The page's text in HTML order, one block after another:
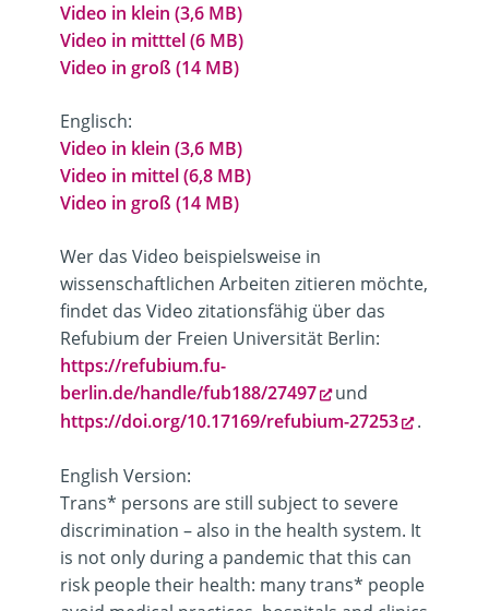
Video in klein (3,6 MB)
Video in mitttel (6 MB)
Video in groß (14 MB)
Englisch:
Video in klein (3,6 MB)
Video in mittel (6,8 MB)
Video in groß (14 MB)
Wer das Video beispielsweise in
wissenschaftlichen Arbeiten zitieren möchte,
findet das Video zitationsfähig über das
Refubium der Freien Universität Berlin:
https://refubium.fu-
berlin.de/handle/fub188/27497
und
https://doi.org/10.17169/refubium-27253
.
English Version:
Trans* persons are still subject to severe
discrimination – also in the health system. It
is not only during a pandemic that this can
risk people their health: many trans* people